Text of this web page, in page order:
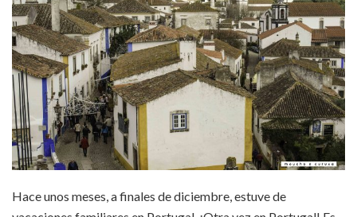
Hace unos meses, a finales de diciembre, estuve de